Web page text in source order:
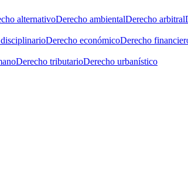
alternativoDerecho ambientalDerecho arbitral
Derecho económicoDerecho
Derecho tributarioDerecho urbanístico